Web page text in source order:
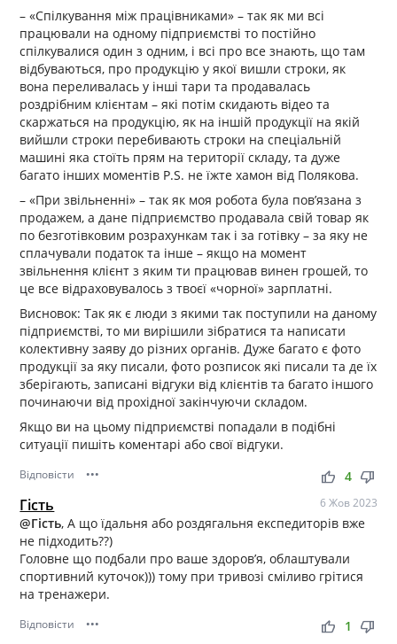
– «Спілкування між працівниками» – так як ми всі
працювали на одному підприємстві то постійно
спілкувалися один з одним, і всі про все знають, що там
відбуваються, про продукцію у якої вишли строки, як
вона переливалась у інші тари та продавалась
роздрібним клієнтам – які потім скидають відео та
скаржаться на продукцію, як на іншій продукції на якій
вийшли строки перебивають строки на спеціальній
машині яка стоїть прям на території складу, та дуже
багато інших моментів P.S. не їжте хамон від Полякова.
– «При звільненні» – так як моя робота була пов’язана з
продажем, а дане підприємство продавала свій товар як
по безготівковим розрахункам так і за готівку – за яку не
сплачували податок та інше – якщо на момент
звільнення клієнт з яким ти працював винен грошей, то
це все відраховувалось з твоєї «чорної» зарплатні.
Висновок: Так як є люди з якими так поступили на даному
підприємстві, то ми вирішили зібратися та написати
колективну заяву до різних органів. Дуже багато є фото
продукції за яку писали, фото розписок які писали та де їх
зберігають, записані відгуки від клієнтів та багато іншого
починаючи від прохідної закінчуючи складом.
Якщо ви на цьому підприємстві попадали в подібні
ситуації пишіть коментарі або свої відгуки.
Відповісти ••• thumb_up thumb_down
4
Гість 6 Жов 2023
@Гість, А що їдальня або роздягальня експедиторів вже
не підходить??)
Головне що подбали про ваше здоров’я, облаштували
спортивний куточок))) тому при тривозі сміливо грітися
на тренажери.
Відповісти ••• thumb_up thumb_down
1